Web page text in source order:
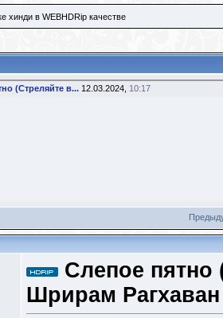
хинди в WEBHDRip качестве
(Стреляйте в... 12.03.2024, 10:17
Слепое пятно
Шрирам Рагхаван